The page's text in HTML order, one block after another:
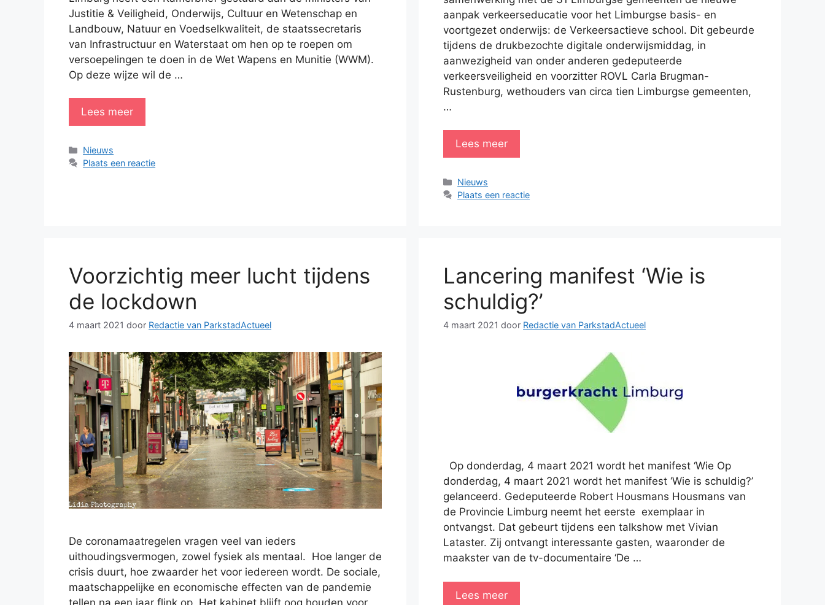
Justitie & Veiligheid, Onderwijs, Cultuur en Wetenschap en
Landbouw, Natuur en Voedselkwaliteit, de staatssecretaris
van Infrastructuur en Waterstaat om hen op te roepen om
versoepelingen te doen in de Wet Wapens en Munitie (WWM).
Op deze wijze wil de …
Lees meer
Categorieën
Nieuws
Plaats een reactie
aanpak verkeerseducatie voor het Limburgse basis- en
voortgezet onderwijs: de Verkeersactieve school. Dit gebeurde
tijdens de drukbezochte digitale onderwijsmiddag, in
aanwezigheid van onder anderen gedeputeerde
verkeersveiligheid en voorzitter ROVL Carla Brugman-
Rustenburg, wethouders van circa tien Limburgse gemeenten,
…
Lees meer
Categorieën
Nieuws
Plaats een reactie
Voorzichtig meer lucht tijdens
de lockdown
4 maart 2021 door Redactie van ParkstadActueel
De coronamaatregelen vragen veel van ieders
uithoudingsvermogen, zowel fysiek als mentaal. Hoe langer de
crisis duurt, hoe zwaarder het voor iedereen wordt. De sociale,
maatschappelijke en economische effecten van de pandemie
Lancering manifest ‘Wie is
schuldig?’
4 maart 2021 door Redactie van ParkstadActueel
Op donderdag, 4 maart 2021 wordt het manifest ‘Wie Op
donderdag, 4 maart 2021 wordt het manifest ‘Wie is schuldig?’
gelanceerd. Gedeputeerde Robert Housmans Housmans van
de Provincie Limburg neemt het eerste exemplaar in
ontvangst. Dat gebeurt tijdens een talkshow met Vivian
Lataster. Zij ontvangt interessante gasten, waaronder de
maakster van de tv-documentaire ‘De …
Lees meer